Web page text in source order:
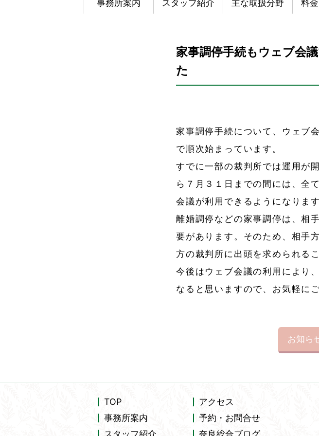
事務所案内 スタッフ紹介 主な取扱分野 料
家事調停手続もウェブ会
た
家事調停手続について、ウェブ
で順次始まっています。
すでに一部の裁判所では運用が
ら７月３１日までの間には、全
会議が利用できるようになります
離婚調停などの家事調停は、相
要があります。そのため、相手
方の裁判所に出頭を求められる
今後はウェブ会議の利用により
なると思いますので、お気軽に
お知ら
TOP
アクセス
事務所案内
予約・お問合せ
スタッフ紹介
奈良総合ブログ